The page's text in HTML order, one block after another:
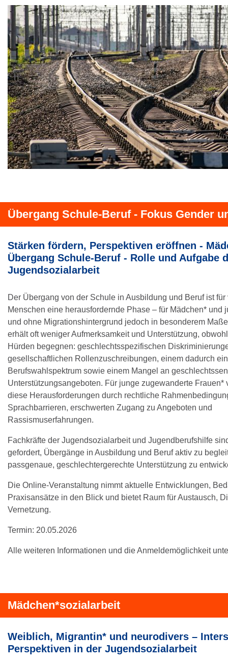
Übergang Schule-Beruf - Fokus Gender
Stärken fördern, Perspektiven eröffnen -
Übergang Schule-Beruf - Rolle und Aufgabe
Jugendsozialarbeit
Der Übergang von der Schule in Ausbildung und Beruf ist
Menschen eine herausfordernde Phase – für Mädchen* und
und ohne Migrationshintergrund jedoch in besonderem
erhält oft weniger Aufmerksamkeit und Unterstützung,
Hürden begegnen: geschlechtsspezifischen
gesellschaftlichen Rollenzuschreibungen, einem dadurch
Berufswahlspektrum sowie einem Mangel an
Unterstützungsangeboten. Für junge zugewanderte Frauen*
diese Herausforderungen durch rechtliche
Sprachbarrieren, erschwerten Zugang zu Angeboten und
Rassismuserfahrungen.
Fachkräfte der Jugendsozialarbeit und Jugendberufshilfe
gefordert, Übergänge in Ausbildung und Beruf aktiv zu
passgenaue, geschlechtergerechte Unterstützung zu
Die Online-Veranstaltung nimmt aktuelle Entwicklungen,
Praxisansätze in den Blick und bietet Raum für Austausch,
Vernetzung.
Termin: 20.05.2026
Alle weiteren Informationen und die Anmeldemöglichkeit
Mädchen*sozialarbeit
Weiblich, Migrantin* und neurodivers –
Perspektiven in der Jugendsozialarbeit